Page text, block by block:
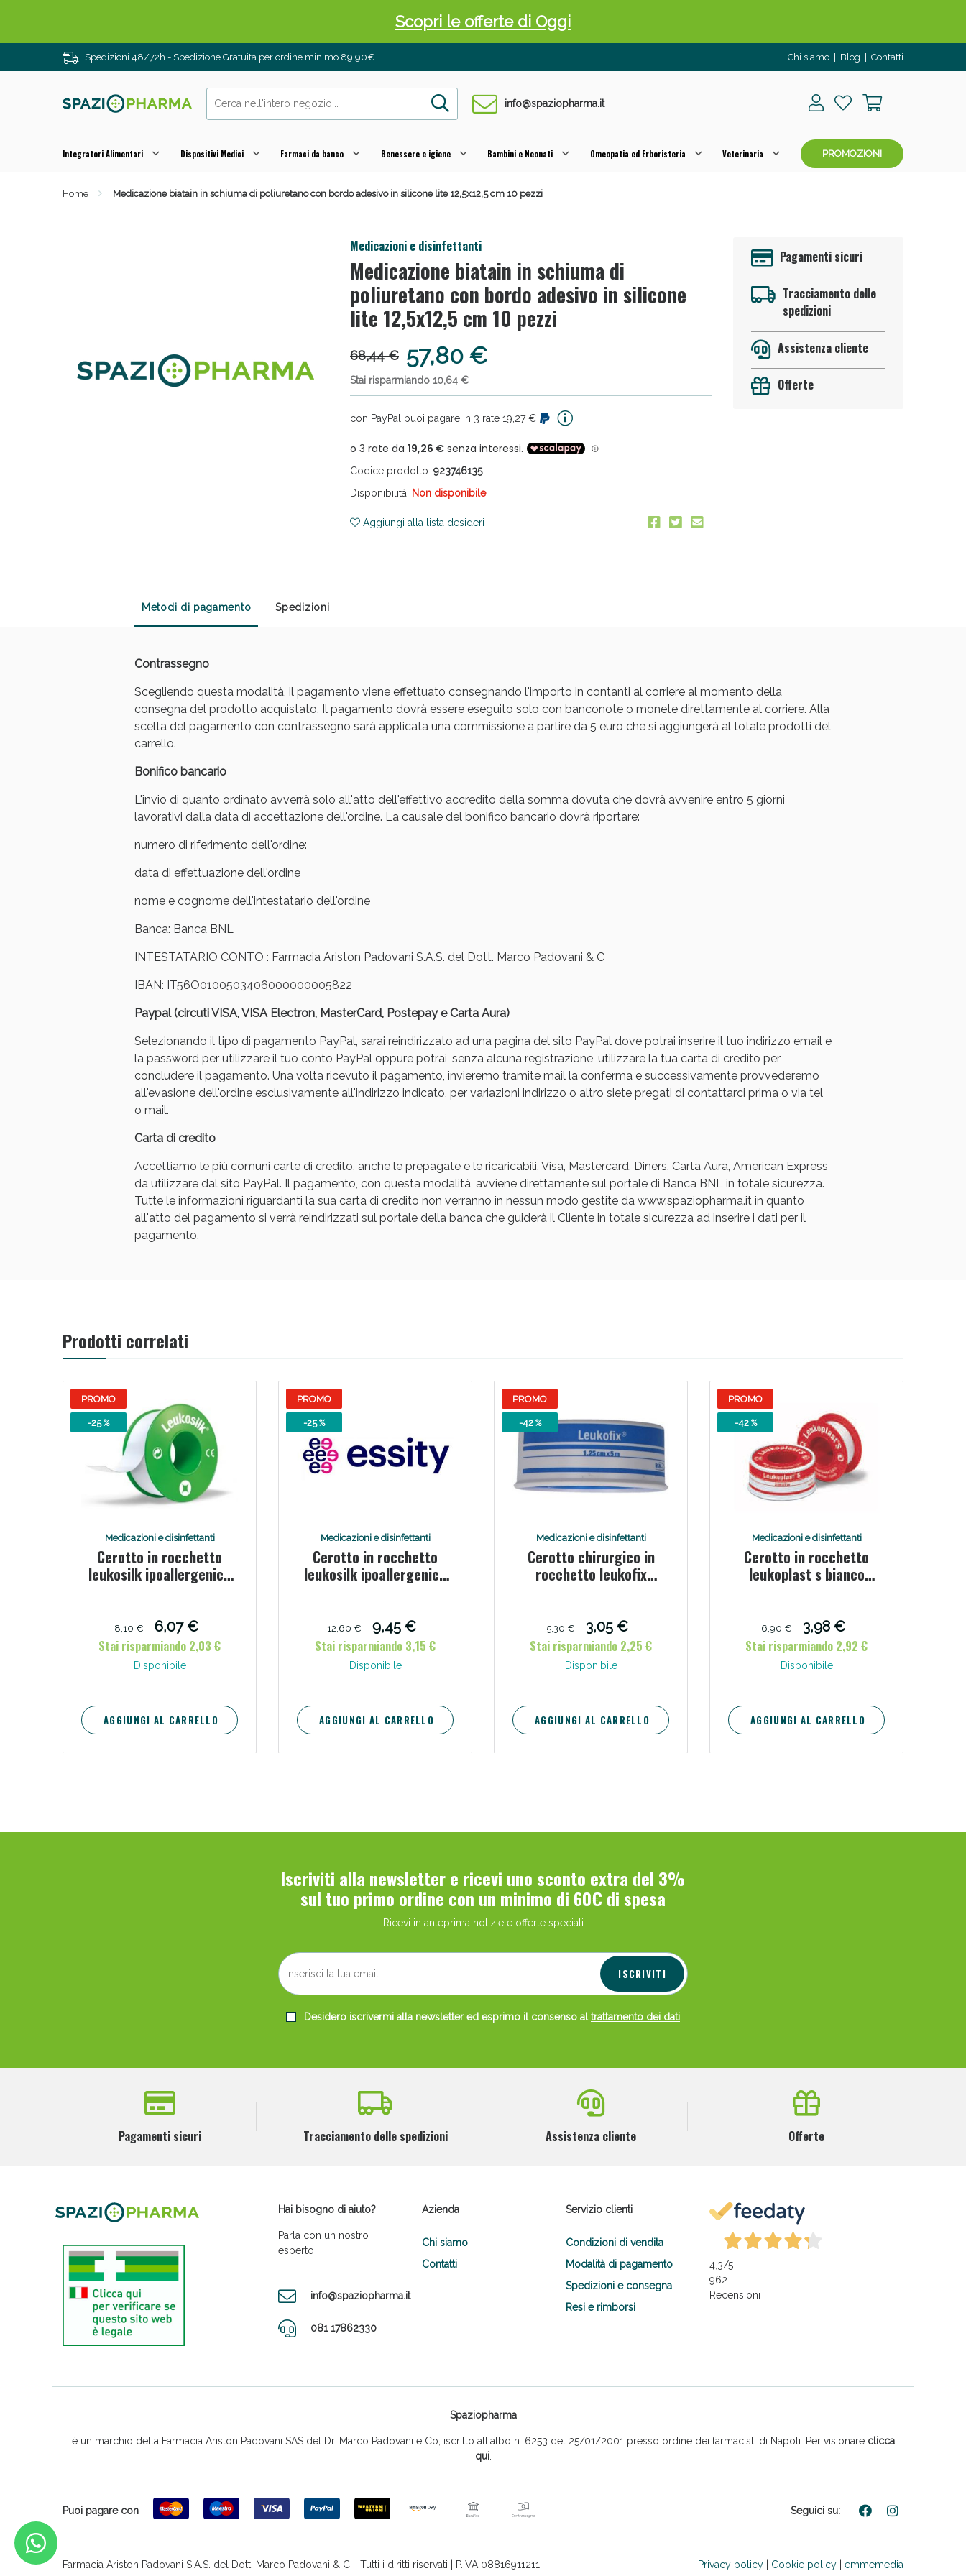
Spedizioni 48/72h - Spedizione Gratuita per ordine minimo 89,90€ Chi siamo Blog Contatti
info@spaziopharma.it
Integratori Alimentari Dispositivi Medici Farmaci da banco Benessere e igiene Bambini e Neonati Omeopatia ed Erboristeria Veterinaria PROMOZIONI
Home Medicazione biatain in schiuma di poliuretano con bordo adesivo in silicone lite 12,5x12,5 cm 10 pezzi
Medicazioni e disinfettanti
Medicazione biatain in schiuma di
poliuretano con bordo adesivo in silicone
lite 12,5x12,5 cm 10 pezzi
68,44 € 57,80 €
Stai risparmiando 10,64 €
con PayPal puoi pagare in 3 rate 19,27 €
Codice prodotto: 923746135
Disponibilità: Non disponibile
Aggiungi alla lista desideri
Pagamenti sicuri
Tracciamento delle
spedizioni
Assistenza cliente
Offerte
Metodi di pagamento Spedizioni
Contrassegno
Scegliendo questa modalità, il pagamento viene effettuato consegnando l'importo in contanti al corriere al momento della
consegna del prodotto acquistato. Il pagamento dovrà essere eseguito solo con banconote o monete direttamente al corriere. Alla
scelta del pagamento con contrassegno sarà applicata una commissione a partire da 5 euro che si aggiungerà al totale prodotti del
carrello.
Bonifico bancario
L'invio di quanto ordinato avverrà solo all'atto dell'effettivo accredito della somma dovuta che dovrà avvenire entro 5 giorni
lavorativi dalla data di accettazione dell'ordine. La causale del bonifico bancario dovrà riportare:
numero di riferimento dell'ordine:
data di effettuazione dell'ordine
nome e cognome dell'intestatario dell'ordine
Banca: Banca BNL
INTESTATARIO CONTO : Farmacia Ariston Padovani S.A.S. del Dott. Marco Padovani & C
IBAN: IT56O0100503406000000005822
Paypal (circuti VISA, VISA Electron, MasterCard, Postepay e Carta Aura)
Selezionando il tipo di pagamento PayPal, sarai reindirizzato ad una pagina del sito PayPal dove potrai inserire il tuo indirizzo email e
la password per utilizzare il tuo conto PayPal oppure potrai, senza alcuna registrazione, utilizzare la tua carta di credito per
concludere il pagamento. Una volta ricevuto il pagamento, invieremo tramite mail la conferma e successivamente provvederemo
all'evasione dell'ordine esclusivamente all'indirizzo indicato, per variazioni indirizzo o altro siete pregati di contattarci prima o via tel
o mail.
Carta di credito
Accettiamo le più comuni carte di credito, anche le prepagate e le ricaricabili, Visa, Mastercard, Diners, Carta Aura, American Express
da utilizzare dal sito PayPal. Il pagamento, con questa modalità, avviene direttamente sul portale di Banca BNL in totale sicurezza.
Tutte le informazioni riguardanti la sua carta di credito non verranno in nessun modo gestite da www.spaziopharma.it in quanto
all'atto del pagamento si verrà reindirizzati sul portale della banca che guiderà il Cliente in totale sicurezza ad inserire i dati per il
pagamento.
Prodotti correlati
PROMO
-25 %
Medicazioni e disinfettanti
Cerotto in rocchetto
leukosilk ipoallergenico
8,10 €
6,07 €
Stai risparmiando 2,03 €
Disponibile
AGGIUNGI AL CARRELLO
PROMO
-25 %
Medicazioni e disinfettanti
Cerotto in rocchetto
leukosilk ipoallergenico
12,60 €
9,45 €
Stai risparmiando 3,15 €
Disponibile
AGGIUNGI AL CARRELLO
PROMO
-42 %
Medicazioni e disinfettanti
Cerotto chirurgico in
rocchetto leukofix
5,30 €
3,05 €
Stai risparmiando 2,25 €
Disponibile
AGGIUNGI AL CARRELLO
PROMO
-42 %
Medicazioni e disinfettanti
Cerotto in rocchetto
leukoplast s bianco
6,90 €
3,98 €
Stai risparmiando 2,92 €
Disponibile
AGGIUNGI AL CARRELLO
Iscriviti alla newsletter e ricevi uno sconto extra del 3%
sul tuo primo ordine con un minimo di 60€ di spesa
Ricevi in anteprima notizie e offerte speciali
ISCRIVITI
Desidero iscrivermi alla newsletter ed esprimo il consenso al trattamento dei dati
Pagamenti sicuri Tracciamento delle spedizioni Assistenza cliente Offerte
Hai bisogno di aiuto?
Parla con un nostro
esperto
info@spaziopharma.it
081 17862330
Azienda
Chi siamo
Contatti
Servizio clienti
Condizioni di vendita
Modalità di pagamento
Spedizioni e consegna
Resi e rimborsi
4,3/5
962
Recensioni
Spaziopharma
è un marchio della Farmacia Ariston Padovani SAS del Dr. Marco Padovani e Co, iscritto all'albo n. 6253 del 25/01/2001 presso ordine dei farmacisti di Napoli. Per visionare clicca
qui.
Puoi pagare con Seguici su:
Farmacia Ariston Padovani S.A.S. del Dott. Marco Padovani & C. | Tutti i diritti riservati | P.IVA 08816911211 Privacy policy Cookie policy emmemedia
Scopri le offerte di Oggi
Drenanti e Pancia Piatta: Sconti fino al 55% validi solo per OGGI!
Salini e Multivitaminici: oggi Sconto extra fino al 50%!
Sconto fino al 55% disponibile oggi!
Benessere Intestinale: Sconto fino al 55% valido oggi!